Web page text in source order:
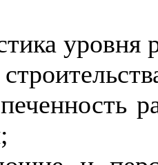
уровня
строительств